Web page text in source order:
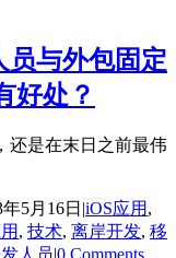
员与外包固定
好处？
还是在末日之前最伟
年5月16日 |iOS应用 ,
, 技术, 离岸开发, 移